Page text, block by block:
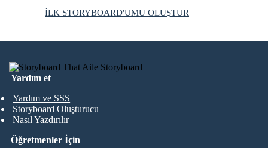
İLK STORYBOARD'UMU OLUŞTUR
Yardım et
Yardım ve SSS
Storyboard Oluşturucu
Nasıl Yazdırılır
Öğretmenler İçin